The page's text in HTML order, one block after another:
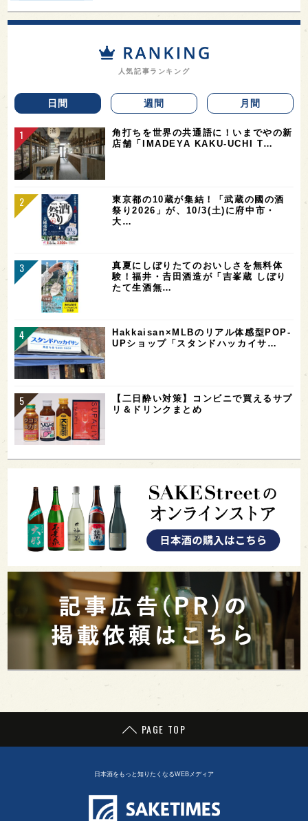
人気記事ランキング
日間 週間 月間
角打ちを世界の共通語に！いまでやの新
店舗「IMADEYA KAKU-UCHI T…
東京都の10蔵が集結！「武蔵の國の酒
祭り2026」が、10/3(土)に府中市・
大…
真夏にしぼりたてのおいしさを無料体
験！福井・𠮷田酒造が「吉峯蔵 しぼり
たて生酒無…
Hakkaisan×MLBのリアル体感型POP-
UPショップ「スタンドハッカイサ…
【二日酔い対策】コンビニで買えるサプ
リ＆ドリンクまとめ
PAGE TOP
日本酒をもっと知りたくなるWEBメディア